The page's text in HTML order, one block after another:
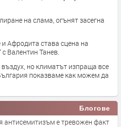
на слама, огънят засегна
Афродита става сцена на
Валентин Танев.
но климатът изпраща все
показваме как можем да
Блогове
антисемитизъм е тревожен факт